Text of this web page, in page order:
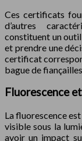
Ces certificats
d’autres
constituent un
et prendre une
certificat
bague de fiançailles.
Fluorescence
La fluorescence
visible sous la
avoir un impact